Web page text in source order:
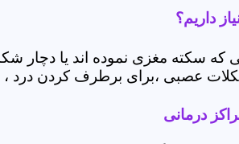
داریم؟
که سکته مغزی نموده اند یا
عصبی ،برای برطرف کردن درد ،
درمانی